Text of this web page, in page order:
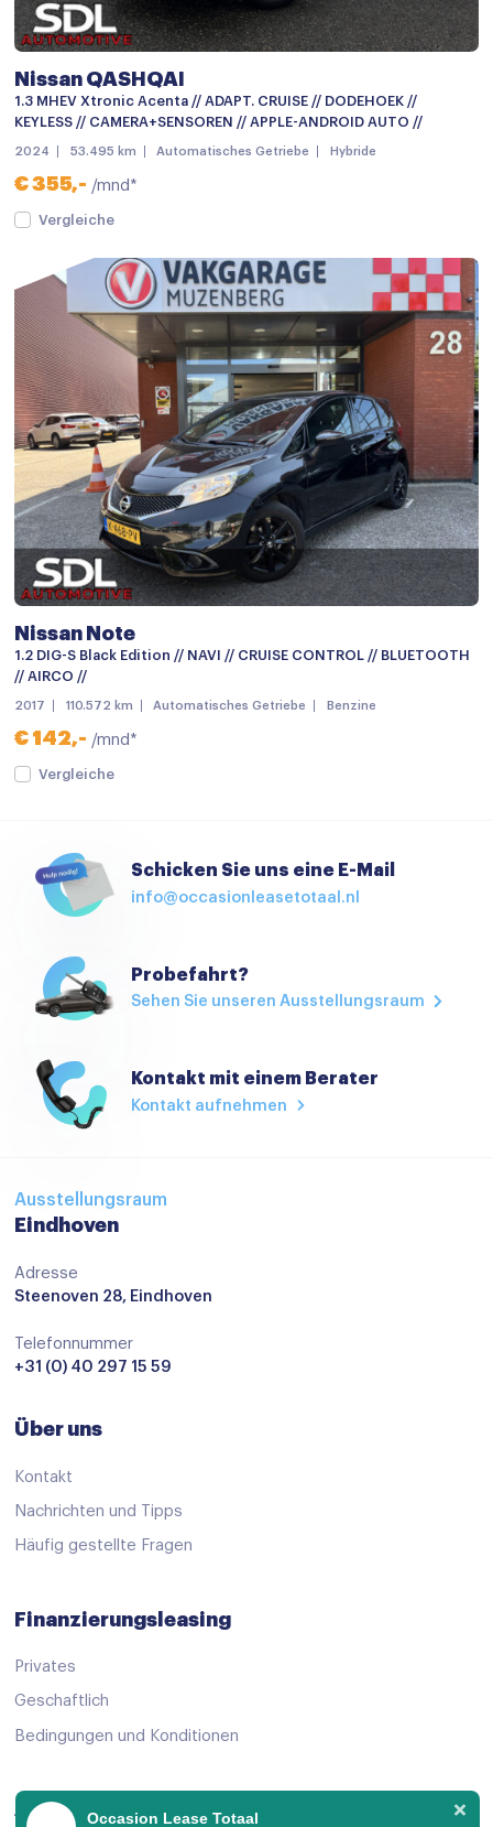
Armsteun voor
Bestuurdersstoel in hoogte verstelbaar
Binnenspiegel automatisch dimmend
Boordcomputer
Climate control
Elektrische ramen achter
Elektrische ramen voor
Multi-functioneel stuurwiel
Passagiersstoel in hoogte verstelbaar
Regensensor
Stuurbekrachtiging snelheidsafhankelijk
Stuur verstelbaar
Start/stop systeem
Achteruitrijcamera
Airbag(s) hoofd achter
Airbag(s) hoofd voor
Airbag(s) side voor
Airbag bestuurder
Alarmsysteem
Anti Blokkeer Systeem
Autonomous Emergency Braking
Bandenspanningscontrolesysteem
bots waarschuwing systeem
Brake Assist System
Elektronisch Stabiliteits Programma
Isofix bevestiging voor kinderzitjes
Verkeersbord detectie
Vermoeidheids herkenning
Kruisend verkeer detectie
Rijstrooksensor met correctie
Nissan QASHQAI
1.3 MHEV Xtronic Acenta // ADAPT. CRUISE // DODEHOEK //
KEYLESS // CAMERA+SENSOREN // APPLE-ANDROID AUTO //
2024 53.495 km Automatisches Getriebe Hybride
€ 355,- /mnd*
Vergleiche
Nissan Note
1.2 DIG-S Black Edition // NAVI // CRUISE CONTROL // BLUETOOTH
// AIRCO //
2017 110.572 km Automatisches Getriebe Benzine
€ 142,- /mnd*
Vergleiche
Schicken Sie uns eine E-Mail
info@occasionleasetotaal.nl
Probefahrt?
Sehen Sie unseren Ausstellungsraum
Kontakt mit einem Berater
Kontakt aufnehmen
Ausstellungsraum
Eindhoven
Adresse
Steenoven 28, Eindhoven
Telefonnummer
+31 (0) 40 297 15 59
Über uns
Kontakt
Nachrichten und Tipps
Häufig gestellte Fragen
Finanzierungsleasing
Privates
Geschaftlich
Bedingungen und Konditionen
Angebot ansehen
Occasion Lease Totaal